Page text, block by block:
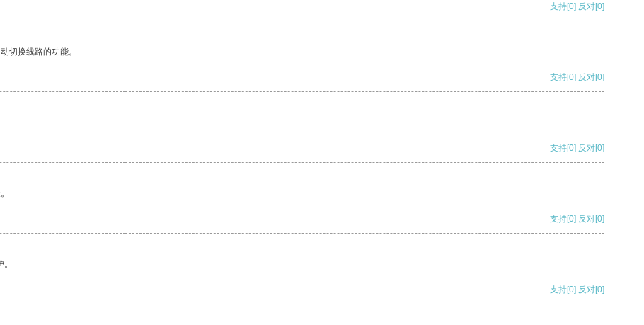
支持[0] 反对[0]
切换线路的功能。
支持[0] 反对[0]
支持[0] 反对[0]
支持[0] 反对[0]
支持[0] 反对[0]